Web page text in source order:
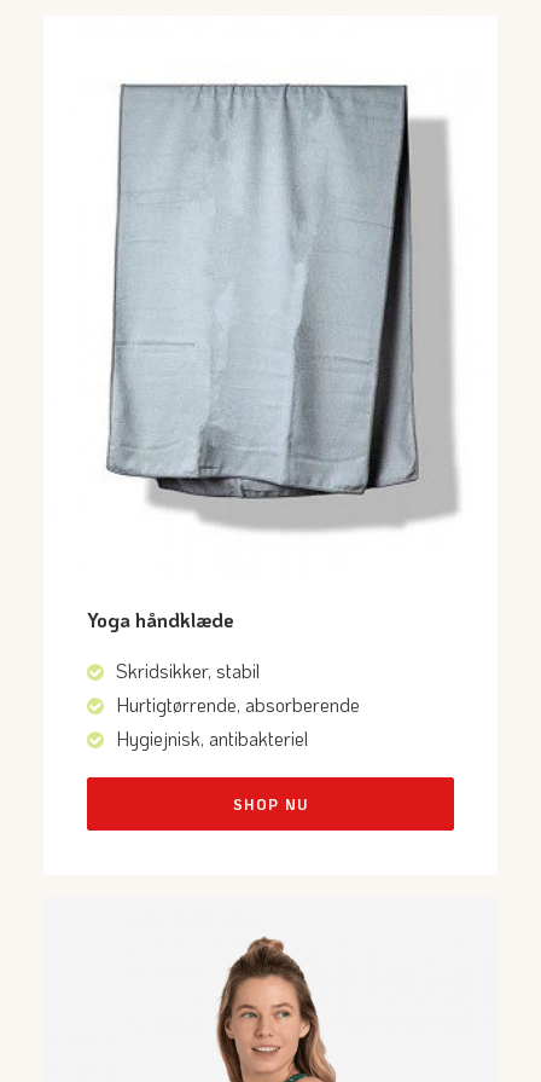
Yoga håndklæde
Skridsikker, stabil
Hurtigtørrende, absorberende
Hygiejnisk, antibakteriel
SHOP NU